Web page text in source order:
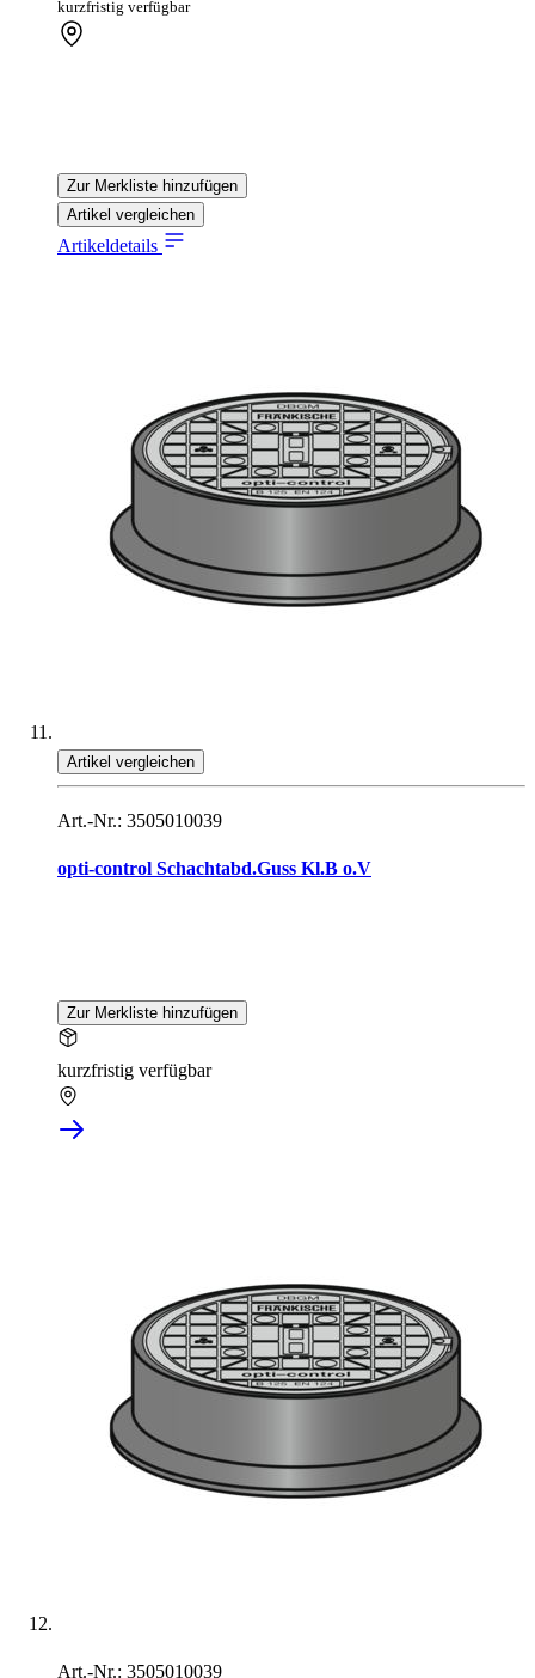
kurzfristig verfügbar
Zur Merkliste hinzufügen
Artikel vergleichen
Artikeldetails
Artikel vergleichen
Art.-Nr.: 3505010039
opti-control Schachtabd.Guss Kl.B o.V
Zur Merkliste hinzufügen
kurzfristig verfügbar
Art.-Nr.: 3505010039